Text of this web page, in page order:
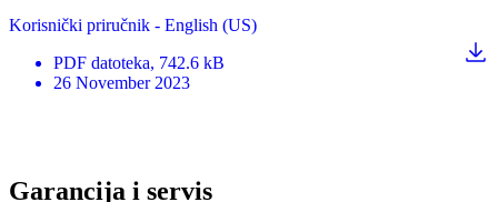
Korisnički priručnik - English (US)
PDF datoteka, 742.6 kB
26 November 2023
Garancija i servis